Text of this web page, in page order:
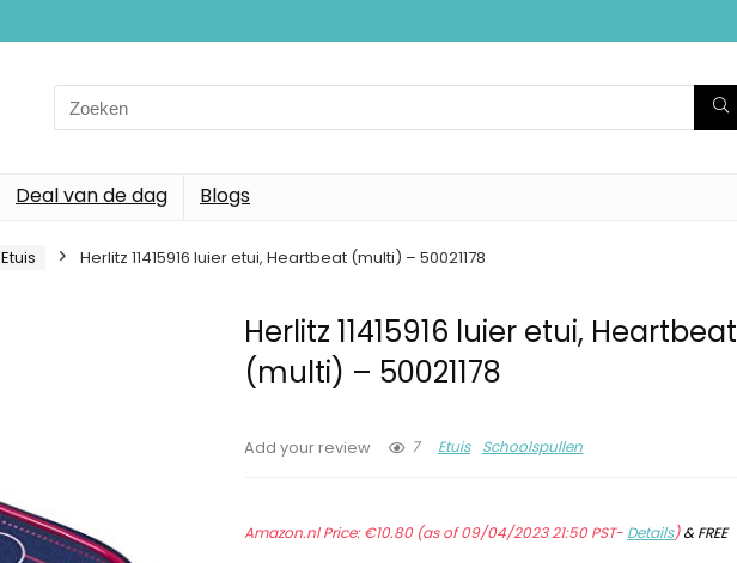
Search
for:
Deal van de dag Blogs
Etuis Herlitz 11415916 luier etui, Heartbeat (multi) – 50021178
Herlitz 11415916 luier etui, Heartbeat
(multi) – 50021178
Add your review 7 Etuis Schoolspullen
Amazon.nl Price:€10.80(as of 09/04/2023 21:50 PST- Details)&FREE